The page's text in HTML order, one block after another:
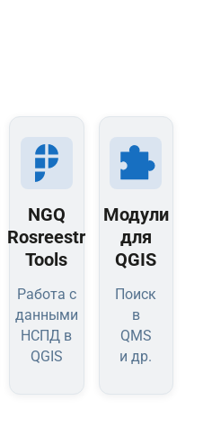
NGQ
Rosreestr
Tools
Работа с
данными
НСПД в
QGIS
Модули
для
QGIS
Поиск
в
QMS
и др.